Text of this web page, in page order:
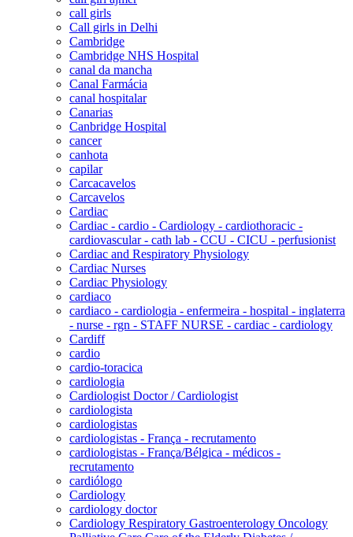
call girls
Call girls in Delhi
Cambridge
Cambridge NHS Hospital
canal da mancha
Canal Farmácia
canal hospitalar
Canarias
Canbridge Hospital
cancer
canhota
capilar
Carcacavelos
Carcavelos
Cardiac
Cardiac - cardio - Cardiology - cardiothoracic -
cardiovascular - cath lab - CCU - CICU - perfusionist
Cardiac and Respiratory Physiology
Cardiac Nurses
Cardiac Physiology
cardiaco
cardiaco - cardiologia - enfermeira - hospital - inglaterra
- nurse - rgn - STAFF NURSE - cardiac - cardiology
Cardiff
cardio
cardio-toracica
cardiologia
Cardiologist Doctor / Cardiologist
cardiologista
cardiologistas
cardiologistas - França - recrutamento
cardiologistas - França/Bélgica - médicos -
recrutamento
cardiólogo
Cardiology
cardiology doctor
Cardiology Respiratory Gastroenterology Oncology